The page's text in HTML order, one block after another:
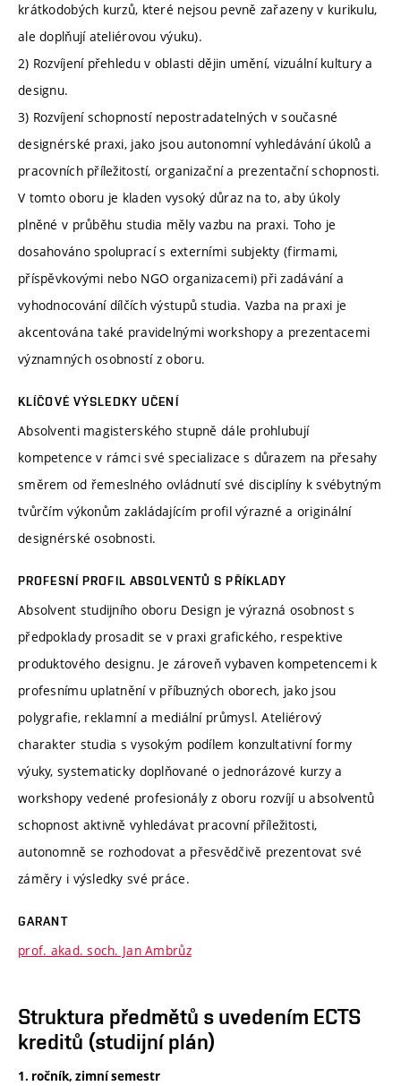
krátkodobých kurzů, které nejsou pevně zařazeny v kurikulu,
ale doplňují ateliérovou výuku).
2) Rozvíjení přehledu v oblasti dějin umění, vizuální kultury a
designu.
3) Rozvíjení schopností nepostradatelných v současné
designérské praxi, jako jsou autonomní vyhledávání úkolů a
pracovních příležitostí, organizační a prezentační schopnosti.
V tomto oboru je kladen vysoký důraz na to, aby úkoly
plněné v průběhu studia měly vazbu na praxi. Toho je
dosahováno spoluprací s externími subjekty (firmami,
příspěvkovými nebo NGO organizacemi) při zadávání a
vyhodnocování dílčích výstupů studia. Vazba na praxi je
akcentována také pravidelnými workshopy a prezentacemi
významných osobností z oboru.
KLÍČOVÉ VÝSLEDKY UČENÍ
Absolventi magisterského stupně dále prohlubují
kompetence v rámci své specializace s důrazem na přesahy
směrem od řemeslného ovládnutí své disciplíny k svébytným
tvůrčím výkonům zakládajícím profil výrazné a originální
designérské osobnosti.
PROFESNÍ PROFIL ABSOLVENTŮ S PŘÍKLADY
Absolvent studijního oboru Design je výrazná osobnost s
předpoklady prosadit se v praxi grafického, respektive
produktového designu. Je zároveň vybaven kompetencemi k
profesnímu uplatnění v příbuzných oborech, jako jsou
polygrafie, reklamní a mediální průmysl. Ateliérový
charakter studia s vysokým podílem konzultativní formy
výuky, systematicky doplňované o jednorázové kurzy a
workshopy vedené profesionály z oboru rozvíjí u absolventů
schopnost aktivně vyhledávat pracovní příležitosti,
autonomně se rozhodovat a přesvědčivě prezentovat své
záměry i výsledky své práce.
GARANT
prof. akad. soch. Jan Ambrůz
Struktura předmětů s uvedením ECTS
kreditů (studijní plán)
1. ročník, zimní semestr